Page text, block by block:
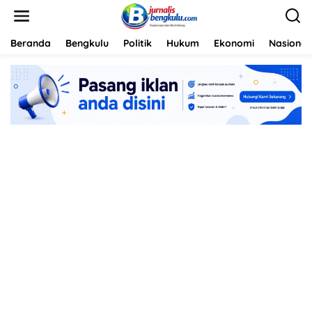
Beranda Bengkulu Politik Hukum Ekonomi Nasional